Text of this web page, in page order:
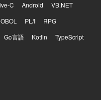
C Android
VB.NET
PL/I
RPG
Go言語 Kotlin
TypeScript